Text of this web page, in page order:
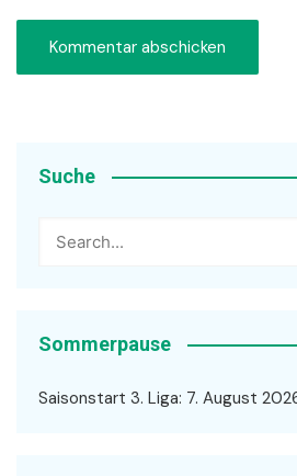
Suche
Sommerpause
Saisonstart 3. Liga: 7. August